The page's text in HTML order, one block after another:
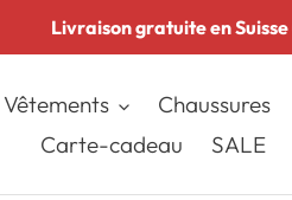
Livraison gratuite en Suisse
Vêtements Chaussures
Carte-cadeau
SALE